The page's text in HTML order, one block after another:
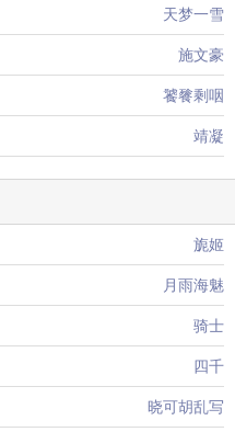
天梦一雪
施文豪
饕餮剩咽
靖凝
旎姬
月雨海魅
骑士
四千
晓可胡乱写